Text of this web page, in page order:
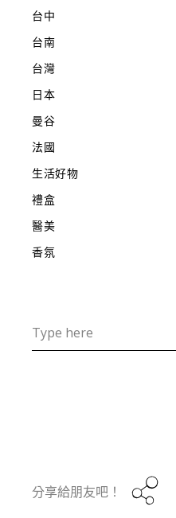
台中
台南
台灣
日本
曼谷
法國
生活好物
禮盒
醫美
香氛
for:
分享給朋友吧！